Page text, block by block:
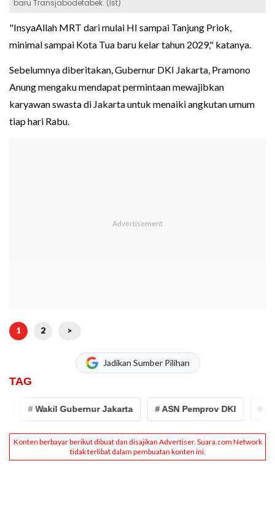
baru Transjabodetabek. (Ist)
"InsyaAllah MRT dari mulai HI sampai Tanjung Priok,
minimal sampai Kota Tua baru kelar tahun 2029," katanya.
Sebelumnya diberitakan, Gubernur DKI Jakarta, Pramono
Anung mengaku mendapat permintaan mewajibkan
karyawan swasta di Jakarta untuk menaiki angkutan umum
tiap hari Rabu.
1 2 >
Jadikan Sumber Pilihan
TAG
# Wakil Gubernur Jakarta # ASN Pemprov DKI # Macet